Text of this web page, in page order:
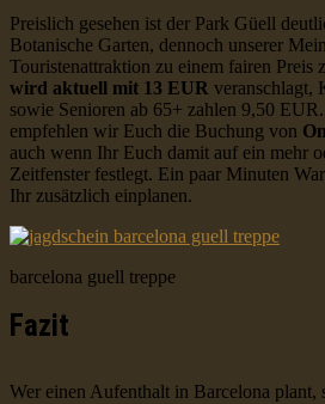
Preislich gesehen ist der Park Güell
Botanische Garten, dennoch unserer
Touristenattraktion zu einem fairen Preis
wird aktuell mit 13 EUR veranschlagt,
sowie Senioren ab 65+ zahlen 9,50
empfehlen wir Euch die Buchung von
auch wenn Ihr Euch damit auf ein mehr
Zeitfenster festlegt. Ein paar Minuten
Ihr zusätzlich einplanen.
barcelona guell treppe
Fazit
Wer einen Aufenthalt in Barcelona plant,